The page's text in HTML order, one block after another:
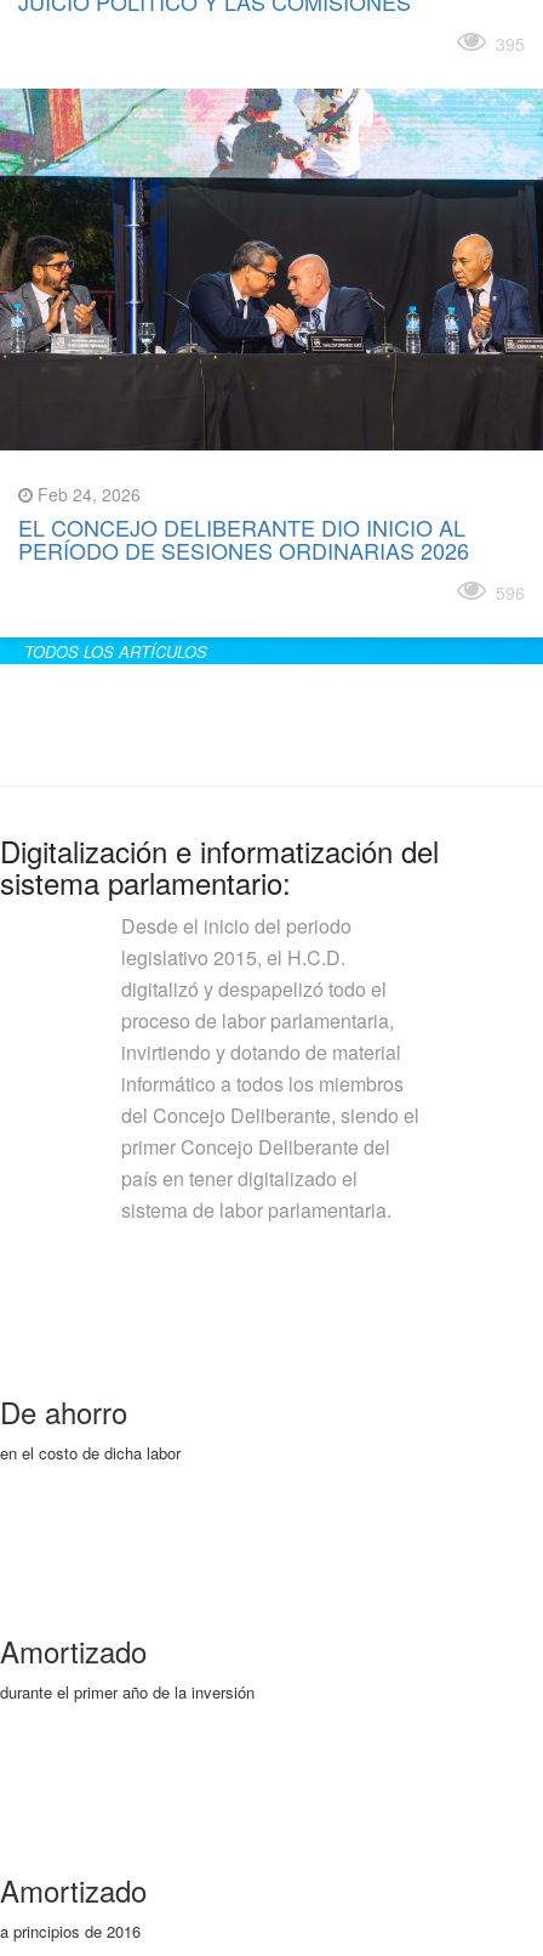
395
Feb 24, 2026
EL CONCEJO DELIBERANTE DIO INICIO AL
PERÍODO DE SESIONES ORDINARIAS 2026
596
TODOS LOS ARTÍCULOS
Digitalización e informatización del
sistema parlamentario:
Desde el inicio del periodo
legislativo 2015, el H.C.D.
digitalizó y despapelizó todo el
proceso de labor parlamentaria,
invirtiendo y dotando de material
informático a todos los miembros
del Concejo Deliberante, siendo el
primer Concejo Deliberante del
país en tener digitalizado el
sistema de labor parlamentaria.
De ahorro
en el costo de dicha labor
Amortizado
durante el primer año de la inversión
Amortizado
a principios de 2016